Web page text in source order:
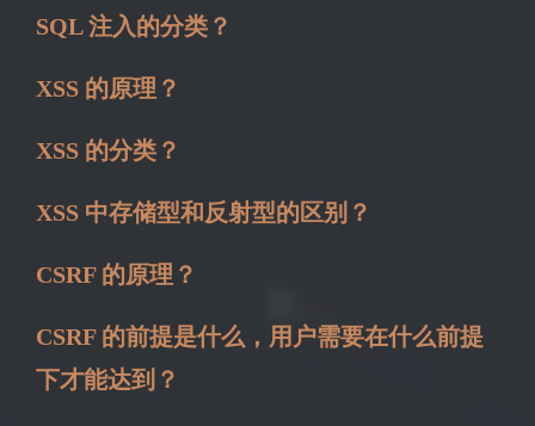
SQL 注入的分类？
XSS 的原理？
XSS 的分类？
XSS 中存储型和反射型的区别？
CSRF 的原理？
CSRF 的前提是什么，用户需要在什么前提
下才能达到？